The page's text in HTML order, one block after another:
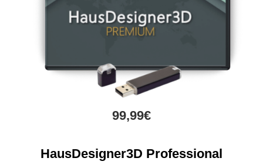
99,99€
HausDesigner3D Professional